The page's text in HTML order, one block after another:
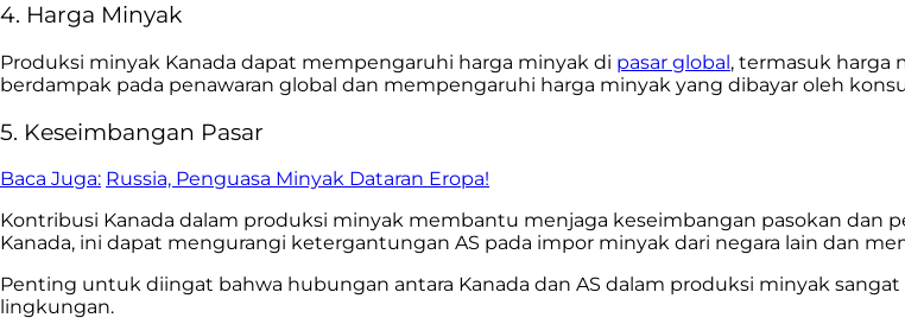
4. Harga Minyak
Produksi minyak Kanada dapat mempengaruhi harga minyak di pasar global, termasuk harga
berdampak pada penawaran global dan mempengaruhi harga minyak yang dibayar oleh
5. Keseimbangan Pasar
Baca Juga: Russia, Penguasa Minyak Dataran Eropa!
Kontribusi Kanada dalam produksi minyak membantu menjaga keseimbangan pasokan dan
Kanada, ini dapat mengurangi ketergantungan AS pada impor minyak dari negara lain dan
Penting untuk diingat bahwa hubungan antara Kanada dan AS dalam produksi minyak
lingkungan.